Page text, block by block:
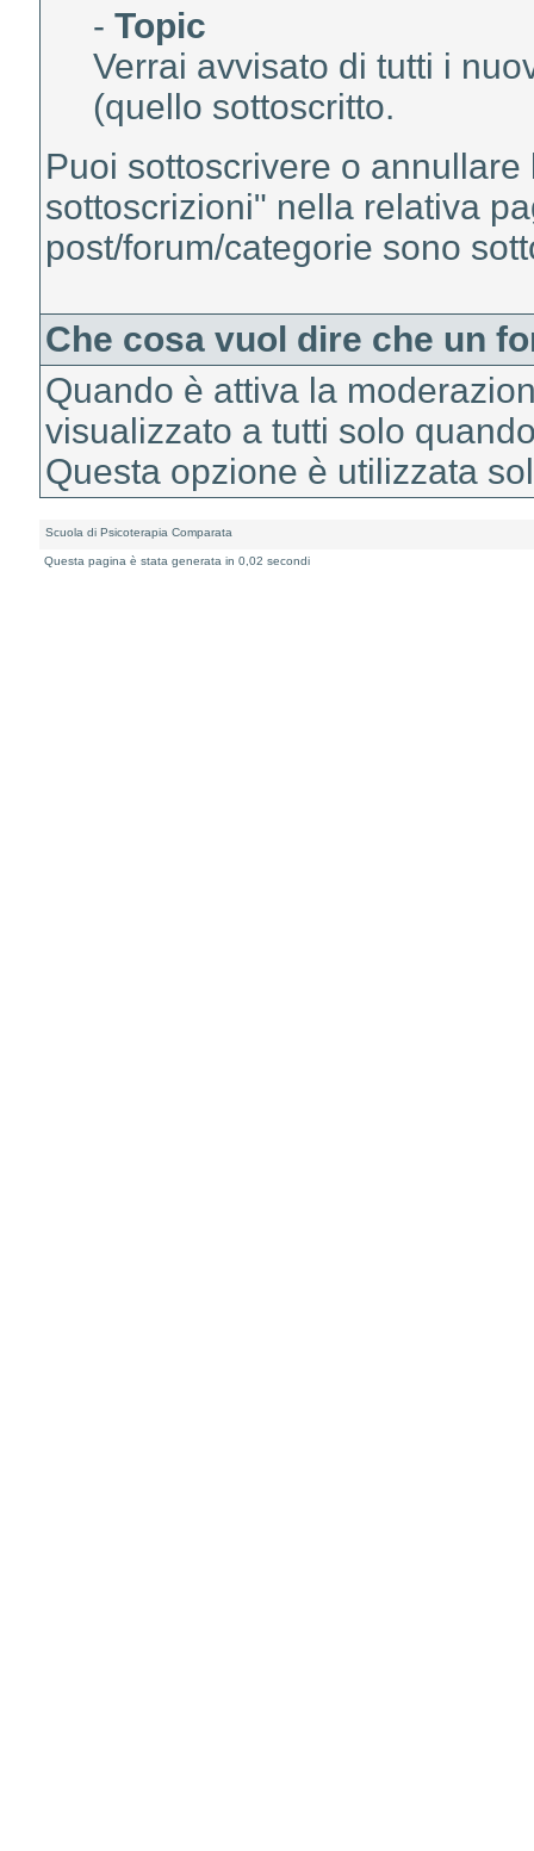
- Topic
Verrai avvisato di tutti i
(quello sottoscritto.
Puoi sottoscrivere o
sottoscrizioni" nella relativa
post/forum/categorie sono
Che cosa vuol dire che un
Quando è attiva la
visualizzato a tutti solo
Questa opzione è utilizzata
Scuola di Psicoterapia Comparata
Questa pagina è stata generata in 0,02 secondi